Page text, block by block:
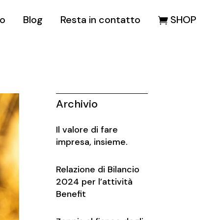
Blog Resta in contatto SHOP
Lavora con noi
Archivio
Il valore di fare
impresa, insieme.
Relazione di Bilancio
2024 per l’attività
Benefit